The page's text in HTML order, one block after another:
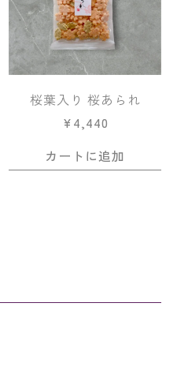
桜葉入り 桜あられ
¥4,440
カートに追加